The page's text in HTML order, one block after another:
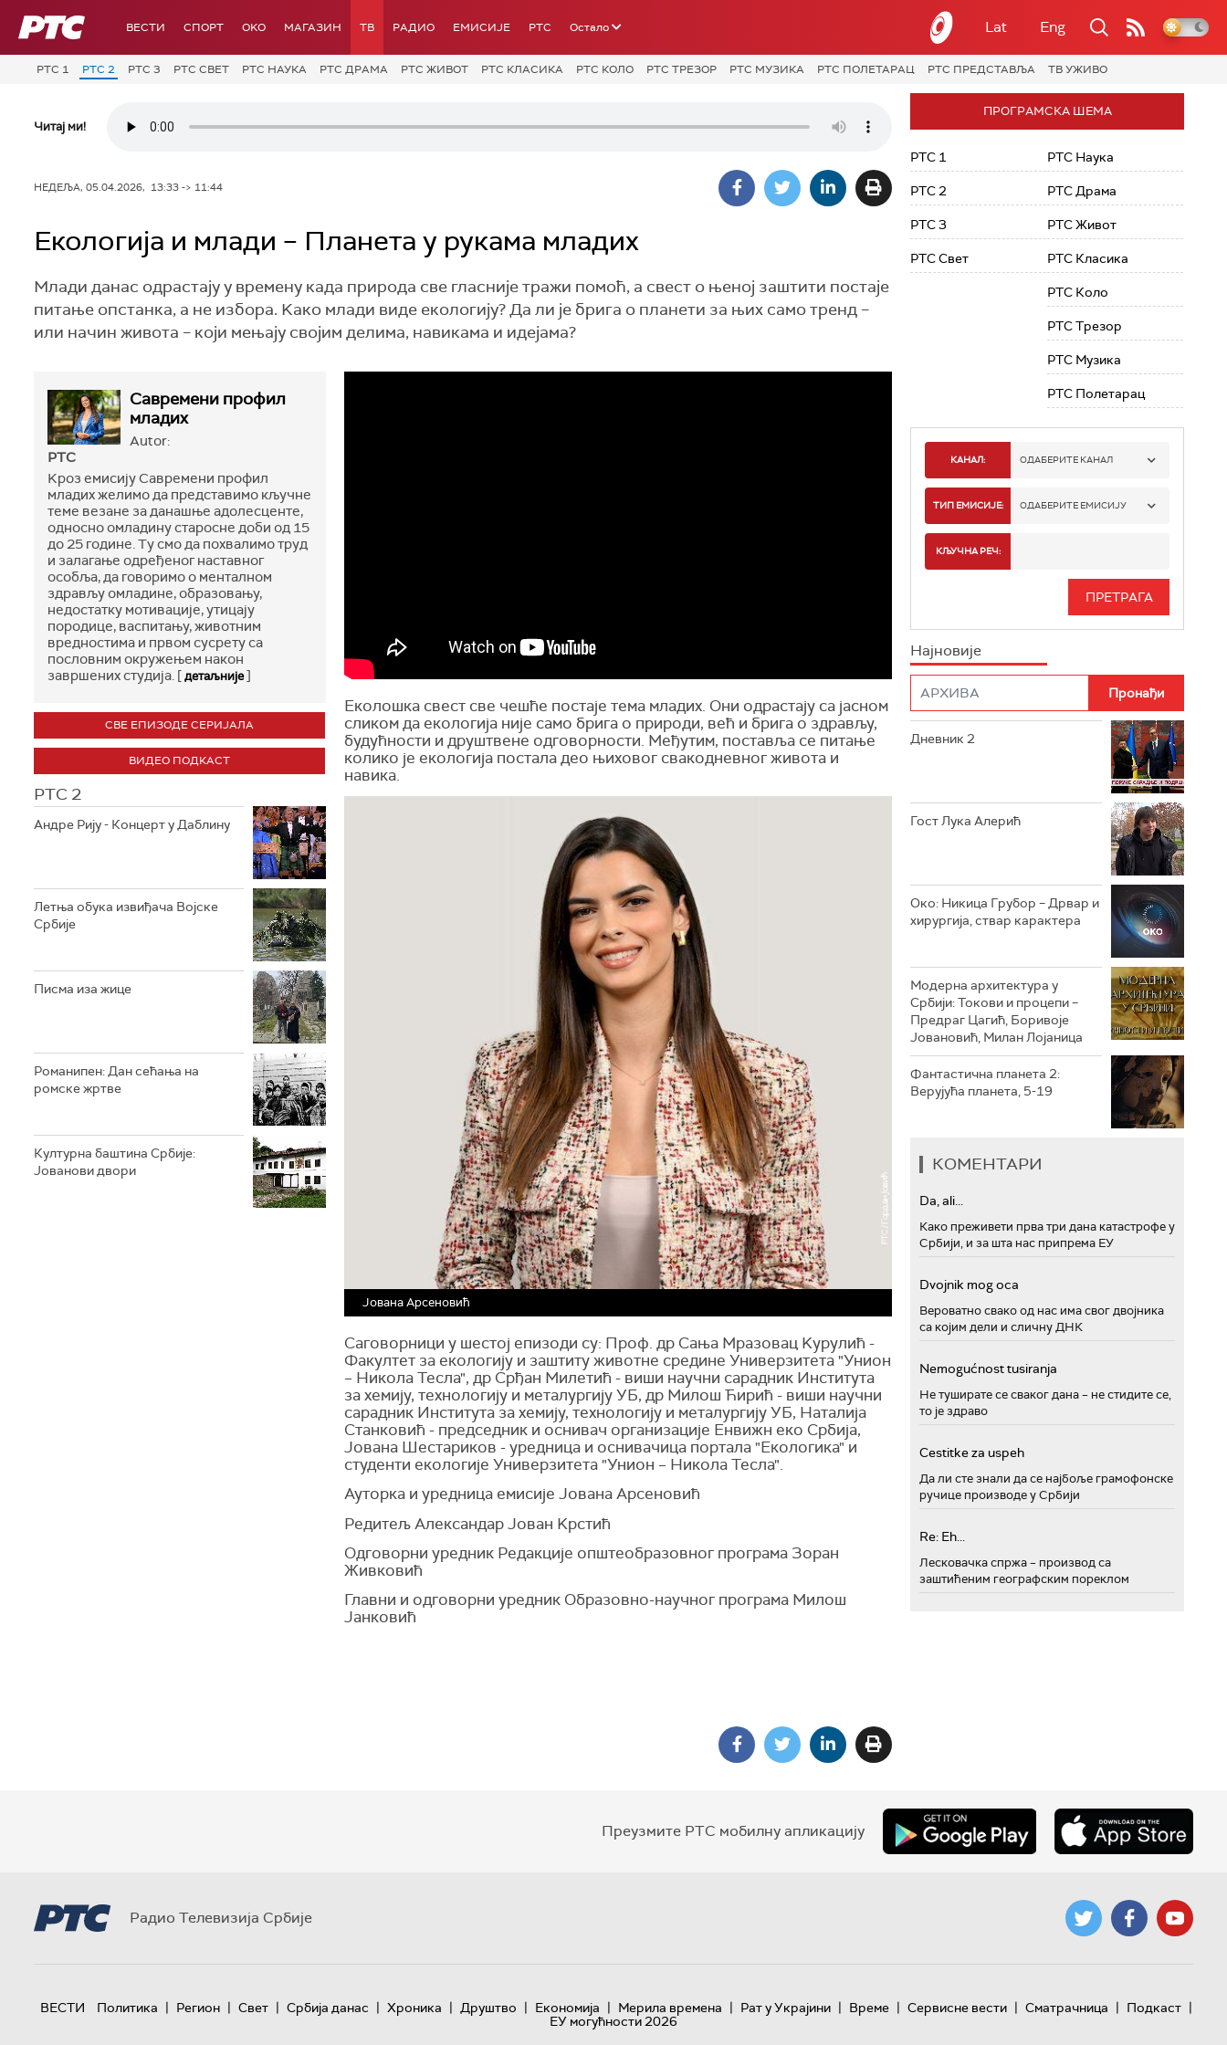
РТС ВЕСТИ СПОРТ OKO МАГАЗИН ТВ РАДИО ЕМИСИЈЕ РТС Остало Lat Eng
РТС 1 РТС 2 РТС 3 РТС СВЕТ РТС НАУКА РТС ДРАМА РТС ЖИВОТ РТС КЛАСИКА РТС КОЛО РТС ТРЕЗОР РТС МУЗИКА РТС ПОЛЕТАРАЦ РТС ПРЕДСТАВЉА ТВ УЖИВО
Читај ми!
НЕДЕЉА, 05.04.2026, 13:33 -> 11:44
Екологија и млади – Планета у рукама младих
Млади данас одрастају у времену када природа све гласније тражи помоћ, а свест о њеној заштити постаје
питање опстанка, а не избора. Kако млади виде екологију? Да ли је брига о планети за њих само тренд –
или начин живота – који мењају својим делима, навикама и идејама?
Савремени профил
младих
Autor:
РТС
Kроз емисију Савремени профил
младих желимо да представимо кључне
теме везане за данашње адолесценте,
односно омладину старосне доби од 15
до 25 године. Ту смо да похвалимо труд
и залагање одређеног наставног
особља, да говоримо о менталном
здрављу омладине, образовању,
недостатку мотивације, утицају
породице, васпитању, животним
вредностима и првом сусрету са
пословним окружењем након
завршених студија. [детаљније]
СВЕ ЕПИЗОДЕ СЕРИЈАЛА
ВИДЕО ПОДКАСТ
РТС 2
Андре Рију - Концерт у Даблину
Летња обука извиђача Војске
Србије
Писма иза жице
Романипен: Дан сећања на
ромске жртве
Културна баштина Србије:
Јованови двори
Еколошка свест све чешће постаје тема младих. Они одрастају са јасном
сликом да екологија није само брига о природи, већ и брига о здрављу,
будућности и друштвене одговорности. Међутим, поставља се питање
колико је екологија постала део њиховог свакодневног живота и
навика.
Јована Арсеновић
Саговорници у шестој епизоди су: Проф. др Сања Мразовац Kурулић -
Факултет за екологију и заштиту животне средине Универзитета "Унион
– Никола Тесла", др Срђан Милетић - виши научни сарадник Института
за хемију, технологију и металургију УБ, др Милош Ћирић - виши научни
сарадник Института за хемију, технологију и металургију УБ, Наталија
Станковић - председник и оснивач организације Енвижн еко Србија,
Јована Шестариков - уредница и оснивачица портала "Екологика" и
студенти екологије Универзитета "Унион – Никола Тесла".
Ауторка и уредница емисије Јована Арсеновић
Редитељ Александар Јован Kрстић
Одговорни уредник Редакције општеобразовног програма Зоран
Живковић
Главни и одговорни уредник Образовно-научног програма Милош
Јанковић
ПРОГРАМСКА ШЕМА
РТС 1
РТС 2
РТС 3
РТС Свет
РТС Наука
РТС Драма
РТС Живот
РТС Класика
РТС Коло
РТС Трезор
РТС Музика
РТС Полетарац
КАНАЛ: ОДАБЕРИТЕ КАНАЛ
РТС 1
РТС 3
РТС КЛАСИКА
РТС ТРЕЗОР
РТС ПОЛЕТАРАЦ
ТИП ЕМИСИЈЕ: ОДАБЕРИТЕ ЕМИСИЈУ
КЉУЧНА РЕЧ:
Најновије
Дневник 2
Гост Лука Алерић
Око: Никица Грубор – Дрвар и
хирургија, ствар карактера
Модерна архитектура у
Србији: Токови и процепи –
Предраг Цагић, Боривоје
Јовановић, Милан Лојаница
Фантастична планета 2:
Верујућа планета, 5-19
КОМЕНТАРИ
Da, ali...
Како преживети прва три дана катастрофе у
Србији, и за шта нас припрема ЕУ
Dvojnik mog oca
Вероватно свако од нас има свог двојника
са којим дели и сличну ДНК
Nemogućnost tusiranja
Не туширате се сваког дана – не стидите се,
то је здраво
Cestitke za uspeh
Да ли сте знали да се најбоље грамофонске
ручице производе у Србији
Re: Eh...
Лесковачка спржа – производ са
заштићеним географским пореклом
Преузмите РТС мобилну апликацију
Радио Телевизија Србије
ВЕСТИ Политика | Регион | Свет | Србија данас | Хроника | Друштво | Економија | Мерила времена | Рат у Украјини | Време | Сервисне вести | Сматрачница | Подкаст |
ЕУ могућности 2026